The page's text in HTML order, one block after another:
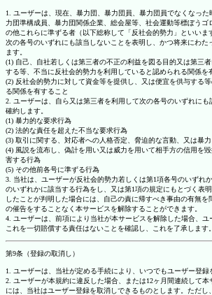
1. ユーザーは、現在、暴力団、暴力団員、暴力団員でなくなっ
力団準構成員、暴力団関係企業、総会屋等、社会運動等標ぼうゴ
の他これらに準ずる者（以下総称して「反社会的勢力」といいま
次の各号のいずれにも該当しないことを表明し、かつ将来にわた
ます。
(1) 自己、自社若しくは第三者の不正の利益を図る目的又は第三
する等、不当に反社会的勢力を利用していると認められる関係を
(2) 反社会的勢力に対して資金等を提供し、又は便宜を供与する
る関係を有すること
2. ユーザーは、自ら又は第三者を利用して次の各号のいずれに
確約します。
(1) 暴力的な要求行為
(2) 法的な責任を超えた不当な要求行為
(3) 取引に関する、対応者への人格否定、脅迫的な言動、又は暴
(4) 風説を流布し、偽計を用い又は威力を用いて相手方の信用を
害する行為
(5) その他前各号に準ずる行為
3. 当社は、ユーザーが反社会的勢力若しくは第1項各号のいずれ
のいずれかに該当する行為をし、又は第1項の規定にもとづく表
したことが判明した場合には、自己の責に帰すべき事由の有無を
の催告をすることなく本サービスを解除することができます。
4. ユーザーは、前項により当社が本サービスを解除した場合、
これを一切賠償する責任はないことを確認し、これを了承します。
第9条（登録の取消し）
1. ユーザーは、当社が定める手続により、いつでもユーザー登録
2. ユーザーが本規約に違反した場合、または12ヶ月間連続して
には、当社はユーザー登録を取消しできるものとします。ただし